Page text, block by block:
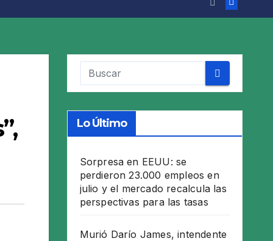
Lo Último
Sorpresa en EEUU: se
perdieron 23.000 empleos en
julio y el mercado recalcula las
perspectivas para las tasas
Murió Darío James, intendente